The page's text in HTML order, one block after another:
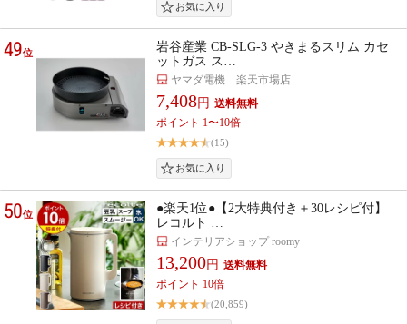
49位
岩谷産業 CB-SLG-3 やきまるスリム カセ
ットガス ス…
ヤマダ電機 楽天市場店
7,408円
ポイント 1〜10倍
(15)
50位
●楽天1位●【2大特典付き＋30レシピ付】
レコルト …
インテリアショップ roomy
13,200円
ポイント 10倍
(20,859)